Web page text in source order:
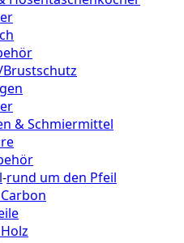
& Schmiermittel
-rund um den Pfeil